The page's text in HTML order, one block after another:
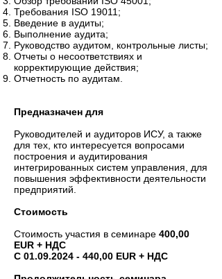
Требования ISO 19011;
Введение в аудиты;
Выполнение аудита;
Руководство аудитом, контрольные листы;
Отчеты о несоответствиях и
корректирующие действия;
Отчетность по аудитам.
Предназначен для
Руководителей и аудиторов ИСУ, а также
для тех, кто интересуется вопросами
построения и аудитирования
интегрированных систем управления, для
повышения эффективности деятельности
предприятий.
Стоимость
Стоимость участия в семинаре 400,00
EUR + НДС
С 01.09.2024 - 440,00 EUR + НДС